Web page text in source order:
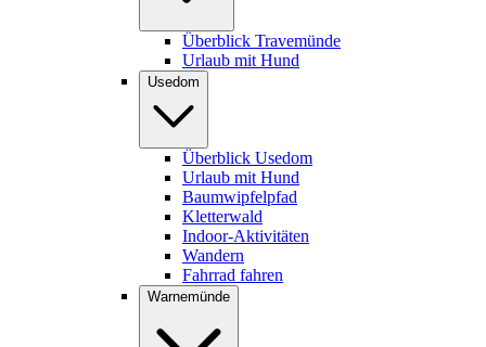
Überblick Travemünde
Urlaub mit Hund
Usedom
Überblick Usedom
Urlaub mit Hund
Baumwipfelpfad
Kletterwald
Indoor-Aktivitäten
Wandern
Fahrrad fahren
Warnemünde